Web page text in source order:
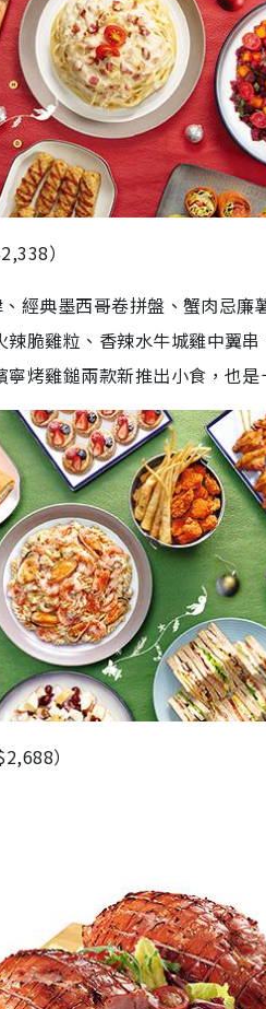
）
經典墨西哥卷拼盤、蟹肉忌
辣脆雞粒、香辣水牛城雞中翼
烤雞鎚兩款新推出小食，也
）